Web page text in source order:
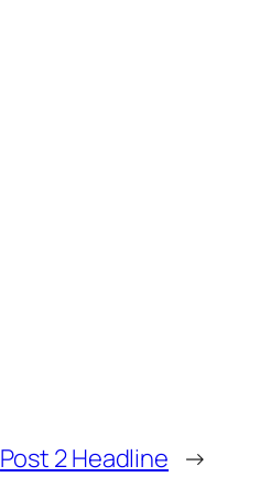
Post 2 Headline →